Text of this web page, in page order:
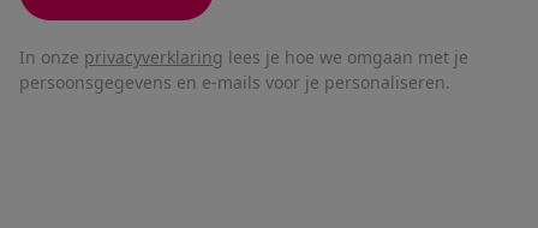
In onze privacyverklaring lees je hoe we omgaan met je
persoonsgegevens en e-mails voor je personaliseren.